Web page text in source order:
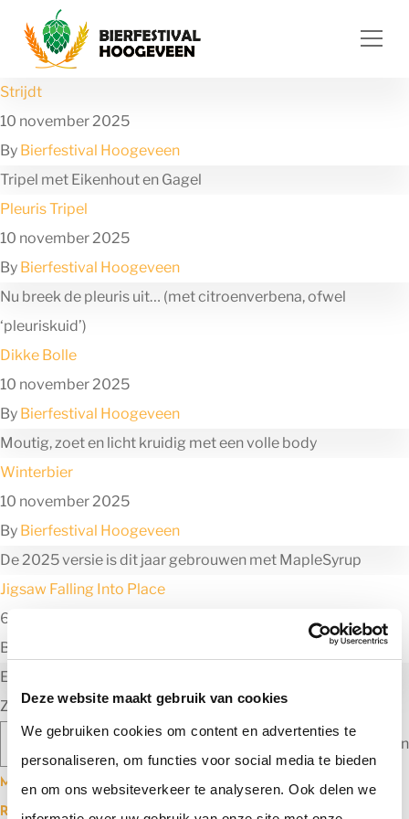
Deze website maakt gebruik van cookies
We gebruiken cookies om content en advertenties te
personaliseren, om functies voor social media te bieden
en om ons websiteverkeer te analyseren. Ook delen we
Ga naar de inhoud
Strijdt
10 november 2025
By Bierfestival Hoogeveen
Tripel met Eikenhout en Gagel
Pleuris Tripel
10 november 2025
By Bierfestival Hoogeveen
Nu breek de pleuris uit… (met citroenverbena, ofwel
‘pleuriskuid’)
Dikke Bolle
10 november 2025
By Bierfestival Hoogeveen
Moutig, zoet en licht kruidig met een volle body
Winterbier
10 november 2025
By Bierfestival Hoogeveen
De 2025 versie is dit jaar gebrouwen met MapleSyrup
Jigsaw Falling Into Place
6 november 2024
By
Een vloeibaar toetje gebaseerd op Creme Brullee
Zoeken
Zoeken
Meest recente berichten
Recente reacties